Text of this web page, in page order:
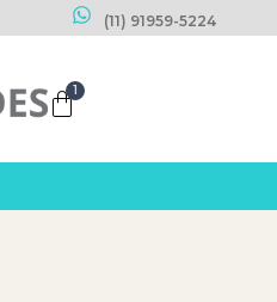
(11) 91959-5224
1